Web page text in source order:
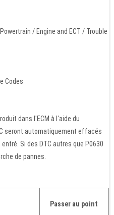
/ Engine and ECT / Trouble
Codes
dans l'ECM à l'aide du
seront automatiquement effacés
Si des DTC autres que P0630
de pannes.
Passer au point